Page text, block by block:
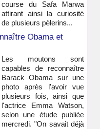
course du Safa Marwa
attirant ainsi la curiosité
de plusieurs pèlerins...
Obama et
Les moutons sont
capables de reconnaître
Barack Obama sur une
photo après l'avoir vue
plusieurs fois, ainsi que
l'actrice Emma Watson,
selon une étude publiée
mercredi. "On savait déjà